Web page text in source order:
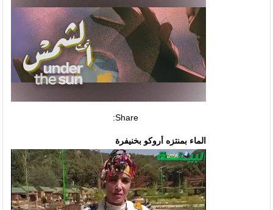
Share:
الماء بمنتزه أروكو بخنيفرة